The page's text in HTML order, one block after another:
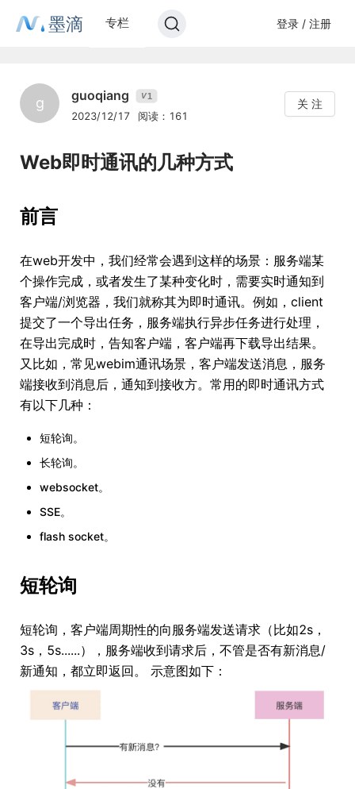
墨滴 专栏 登录 / 注册
g guoqiang V1
2023/12/17 阅读：161
关 注
Web即时通讯的几种方式
前言
在web开发中，我们经常会遇到这样的场景：服务端某
个操作完成，或者发生了某种变化时，需要实时通知到
客户端/浏览器，我们就称其为即时通讯。例如，client
提交了一个导出任务，服务端执行异步任务进行处理，
在导出完成时，告知客户端，客户端再下载导出结果。
又比如，常见webim通讯场景，客户端发送消息，服务
端接收到消息后，通知到接收方。常用的即时通讯方式
有以下几种：
短轮询。
长轮询。
websocket。
SSE。
flash socket。
短轮询
短轮询，客户端周期性的向服务端发送请求（比如2s，
3s，5s......），服务端收到请求后，不管是否有新消息/
新通知，都立即返回。 示意图如下：